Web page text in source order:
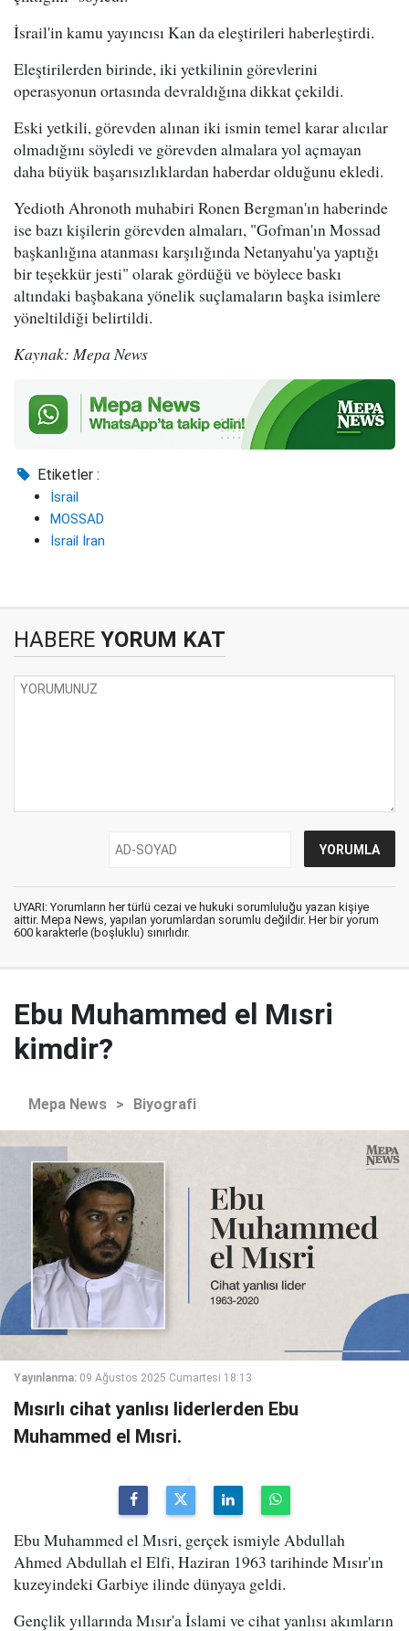
İsrail'in kamu yayıncısı Kan da eleştirileri haberleştirdi.
Eleştirilerden birinde, iki yetkilinin görevlerini
operasyonun ortasında devraldığına dikkat çekildi.
Eski yetkili, görevden alınan iki ismin temel karar alıcılar
olmadığını söyledi ve görevden almalara yol açmayan
daha büyük başarısızlıklardan haberdar olduğunu ekledi.
Yedioth Ahronoth muhabiri Ronen Bergman'ın haberinde
ise bazı kişilerin görevden almaları, "Gofman'ın Mossad
başkanlığına atanması karşılığında Netanyahu'ya yaptığı
bir teşekkür jesti" olarak gördüğü ve böylece baskı
altındaki başbakana yönelik suçlamaların başka isimlere
yöneltildiği belirtildi.
Kaynak: Mepa News
Etiketler :
İsrail
MOSSAD
İsrail İran
HABERE YORUM KAT
UYARI: Yorumların her türlü cezai ve hukuki sorumluluğu yazan kişiye
aittir. Mepa News, yapılan yorumlardan sorumlu değildir. Her bir yorum
600 karakterle (boşluklu) sınırlıdır.
Ebu Muhammed el Mısri
kimdir?
Mepa News > Biyografi
Yayınlanma: 09 Ağustos 2025 Cumartesi 18:13
Mısırlı cihat yanlısı liderlerden Ebu
Muhammed el Mısri.
Ebu Muhammed el Mısri, gerçek ismiyle Abdullah
Ahmed Abdullah el Elfi, Haziran 1963 tarihinde Mısır'ın
kuzeyindeki Garbiye ilinde dünyaya geldi.
Gençlik yıllarında Mısır'a İslami ve cihat yanlısı akımların